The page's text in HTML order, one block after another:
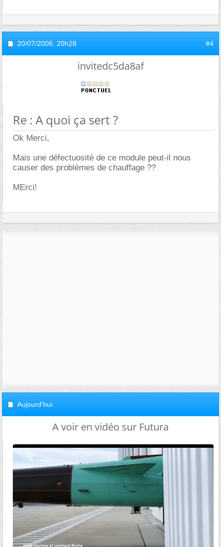
20/07/2006, 20h28 #4
invitedc5da8af
Re : A quoi ça sert ?
Ok Merci,
Mais une défectuosité de ce module peut-il nous
causer des problèmes de chauffage ??
MErci!
Aujourd'hui
A voir en vidéo sur Futura